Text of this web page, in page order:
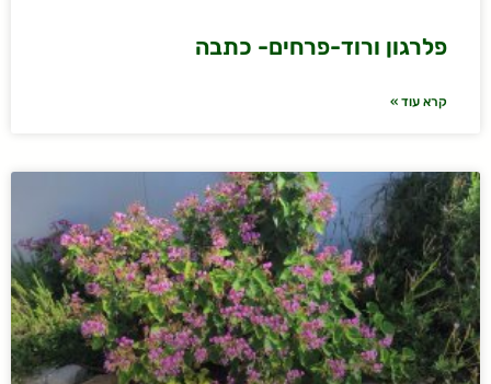
פלרגון ורוד-פרחים- כתבה
קרא עוד »